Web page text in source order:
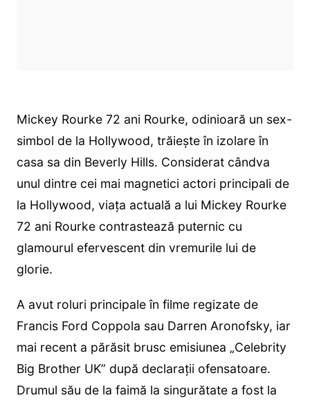
Mickey Rourke 72 ani Rourke, odinioară un sex-
simbol de la Hollywood, trăiește în izolare în
casa sa din Beverly Hills. Considerat cândva
unul dintre cei mai magnetici actori principali de
la Hollywood, viața actuală a lui Mickey Rourke
72 ani Rourke contrastează puternic cu
glamourul efervescent din vremurile lui de
glorie.
A avut roluri principale în filme regizate de
Francis Ford Coppola sau Darren Aronofsky, iar
mai recent a părăsit brusc emisiunea „Celebrity
Big Brother UK” după declarații ofensatoare.
Drumul său de la faimă la singurătate a fost la